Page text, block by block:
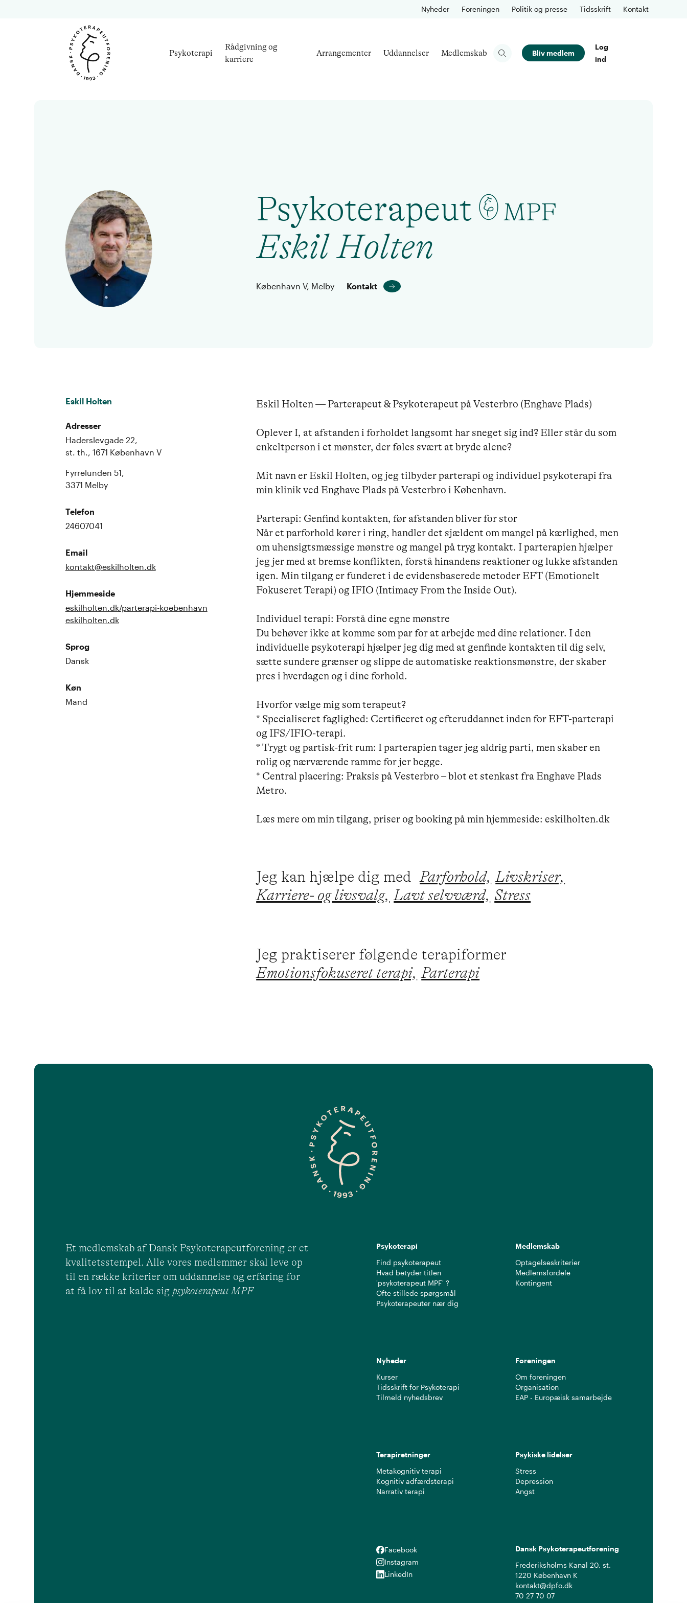
Nyheder Foreningen Politik og presse Tidsskrift Kontakt
Psykoterapi
Rådgivning og
karriere
Arrangementer Uddannelser Medlemskab Bliv medlem
Log
ind
Psykoterapeut MPF
Eskil Holten
København V, Melby Kontakt
Eskil Holten
Adresser
Haderslevgade 22,
st. th., 1671 København V
Fyrrelunden 51,
3371 Melby
Telefon
24607041
Email
kontakt@eskilholten.dk
Hjemmeside
eskilholten.dk/parterapi-koebenhavn
eskilholten.dk
Sprog
Dansk
Køn
Mand
Eskil Holten — Parterapeut & Psykoterapeut på Vesterbro (Enghave Plads)
Oplever I, at afstanden i forholdet langsomt har sneget sig ind? Eller står du som
enkeltperson i et mønster, der føles svært at bryde alene?
Mit navn er Eskil Holten, og jeg tilbyder parterapi og individuel psykoterapi fra
min klinik ved Enghave Plads på Vesterbro i København.
Parterapi: Genfind kontakten, før afstanden bliver for stor
Når et parforhold kører i ring, handler det sjældent om mangel på kærlighed, men
om uhensigtsmæssige mønstre og mangel på tryg kontakt. I parterapien hjælper
jeg jer med at bremse konflikten, forstå hinandens reaktioner og lukke afstanden
igen. Min tilgang er funderet i de evidensbaserede metoder EFT (Emotionelt
Fokuseret Terapi) og IFIO (Intimacy From the Inside Out).
Individuel terapi: Forstå dine egne mønstre
Du behøver ikke at komme som par for at arbejde med dine relationer. I den
individuelle psykoterapi hjælper jeg dig med at genfinde kontakten til dig selv,
sætte sundere grænser og slippe de automatiske reaktionsmønstre, der skaber
pres i hverdagen og i dine forhold.
Hvorfor vælge mig som terapeut?
* Specialiseret faglighed: Certificeret og efteruddannet inden for EFT-parterapi
og IFS/IFIO-terapi.
* Trygt og partisk-frit rum: I parterapien tager jeg aldrig parti, men skaber en
rolig og nærværende ramme for jer begge.
* Central placering: Praksis på Vesterbro – blot et stenkast fra Enghave Plads
Metro.
Jeg kan hjælpe dig med Parforhold, Livskriser,
Karriere- og livsvalg, Lavt selvværd, Stress
Jeg praktiserer følgende terapiformer
Emotionsfokuseret terapi, Parterapi
Et medlemskab af Dansk Psykoterapeutforening er et
kvalitetsstempel. Alle vores medlemmer skal leve op
til en række kriterier om uddannelse og erfaring for
at få lov til at kalde sig psykoterapeut MPF
Psykoterapi
Find psykoterapeut
Hvad betyder titlen
'psykoterapeut MPF' ?
Ofte stillede spørgsmål
Psykoterapeuter nær dig
Medlemskab
Optagelseskriterier
Medlemsfordele
Kontingent
Nyheder
Kurser
Tidsskrift for Psykoterapi
Tilmeld nyhedsbrev
Foreningen
Om foreningen
Organisation
EAP - Europæisk samarbejde
Terapiretninger
Metakognitiv terapi
Kognitiv adfærdsterapi
Narrativ terapi
Psykiske lidelser
Stress
Depression
Angst
Facebook
Facebook
Instagram
Instagram
LinkedIn
LinkedIn
Dansk Psykoterapeutforening
Frederiksholms Kanal 20, st.
1220 København K
kontakt@dpfo.dk
70 27 70 07